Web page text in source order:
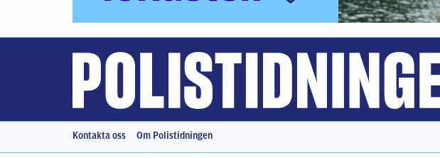
Kontakta oss Om Polistidningen